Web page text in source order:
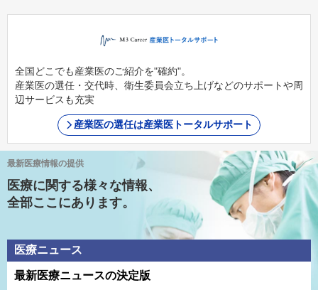
全国どこでも産業医のご紹介を"確約"。
産業医の選任・交代時、衛生委員会立ち上げなどのサポートや周
辺サービスも充実
産業医の選任は産業医トータルサポート
最新医療情報の提供
医療に関する様々な情報、
全部ここにあります。
医療ニュース
最新医療ニュースの決定版